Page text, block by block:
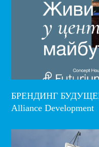
БРЕНДИНГ
Alliance Development